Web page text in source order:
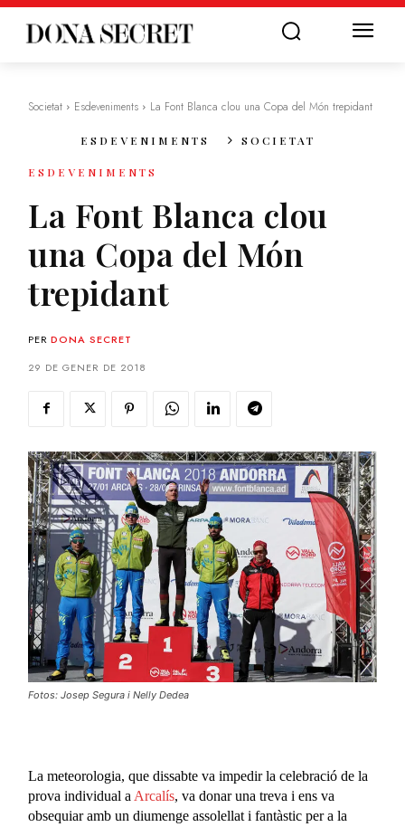
Societat Esdeveniments La Font Blanca clou una Copa del Món trepidant
ESDEVENIMENTS SOCIETAT
ESDEVENIMENTS
La Font Blanca clou
una Copa del Món
trepidant
PER DONA SECRET
29 DE GENER DE 2018
Fotos: Josep Segura i Nelly Dedea
La meteorologia, que dissabte va impedir la celebració de la
prova individual a Arcalís, va donar una treva i ens va
obsequiar amb un diumenge assolellat i fantàstic per a la